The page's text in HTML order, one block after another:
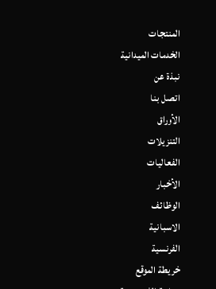
المنتجات
الخدمات الميدانية
نبذة عن
اتصل بنا
الأوراق
التنزيلات
الفعاليات
الأخبار
الوظائف
الاسبانية
الفرنسية
خريطة الموقع